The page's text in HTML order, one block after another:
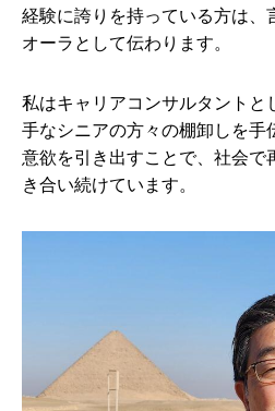
経験に誇りを持っている方は、
オーラとして伝わります。
私はキャリアコンサルタントと
手なシニアの方々の棚卸しを手
意欲を引き出すことで、社会で
き合い続けています。